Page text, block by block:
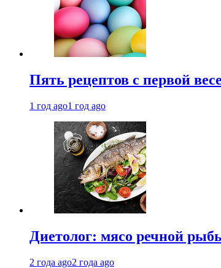
Пять рецептов с первой
1 год ago1 год ago
Диетолог: мясо речной
2 года ago2 года ago